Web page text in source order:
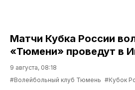
Матчи Кубка России
«Тюмени» проведут в
9 августа, 08:18
#Волейбольный клуб Тюмень #Кубок